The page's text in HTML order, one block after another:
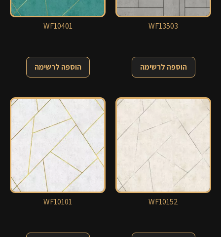
WF13503
הוספה לרשימה
WF10401
הוספה לרשימה
WF10152
WF10101